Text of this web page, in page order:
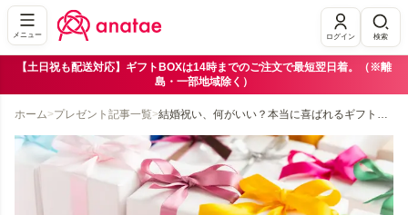
メニュー ログイン 検索
【土日祝も配送対応】ギフトBOXは14時までのご注文で最短翌日着。（※離
島・一部地域除く）
ホーム>プレゼント記事一覧> 結婚祝い、何がいい？本当に喜ばれるギフトを紹介｜人気ランキング・予算別・関係性別など